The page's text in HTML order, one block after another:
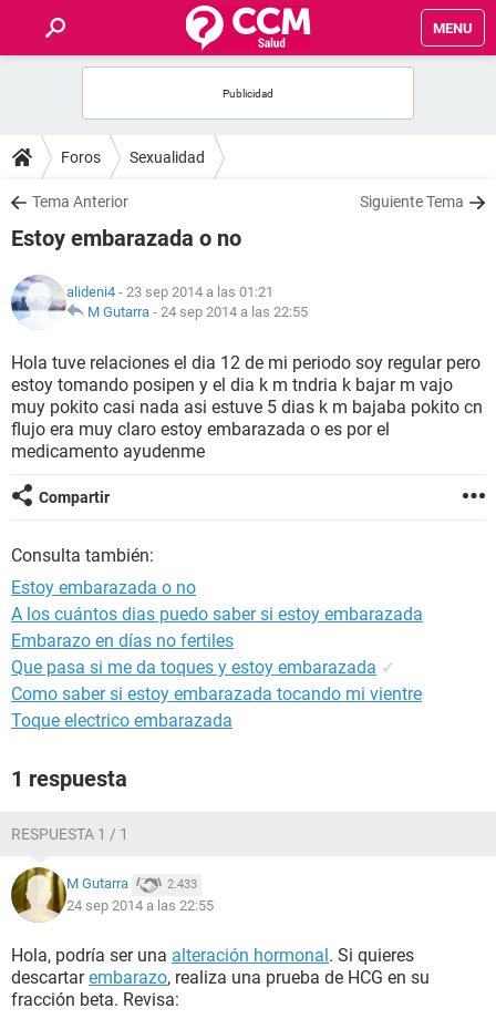
MENU
FOROS
SALUD
FAMILIA
NUTRICIÓN
BIENESTAR
SEXUALIDAD
GLOSARIO
Foros Sexualidad
Tema Anterior Siguiente Tema
Estoy embarazada o no
alideni4 - 23 sep 2014 a las 01:21
M Gutarra - 24 sep 2014 a las 22:55
Hola tuve relaciones el dia 12 de mi periodo soy regular pero
estoy tomando posipen y el dia k m tndria k bajar m vajo
muy pokito casi nada asi estuve 5 dias k m bajaba pokito cn
flujo era muy claro estoy embarazada o es por el
medicamento ayudenme
Compartir
Consulta también:
Estoy embarazada o no
A los cuántos dias puedo saber si estoy embarazada
Embarazo en días no fertiles
Que pasa si me da toques y estoy embarazada ✓
Como saber si estoy embarazada tocando mi vientre
Toque electrico embarazada
1 respuesta
RESPUESTA 1 / 1
M Gutarra 2.433
24 sep 2014 a las 22:55
Hola, podría ser una alteración hormonal. Si quieres
descartarembarazo, realiza una prueba de HCG en su
fracción beta. Revisa: